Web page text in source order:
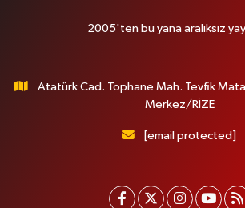
2005'ten bu yana aralıksız
Atatürk Cad. Tophane Mah. Tevfik
Merkez/RİZE
[email protected]